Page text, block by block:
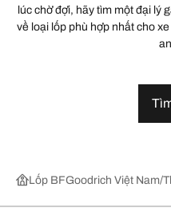
lúc chờ đợi, hãy tìm một đại lý
về loại lốp phù hợp nhất cho
Lốp BFGoodrich Việt Nam